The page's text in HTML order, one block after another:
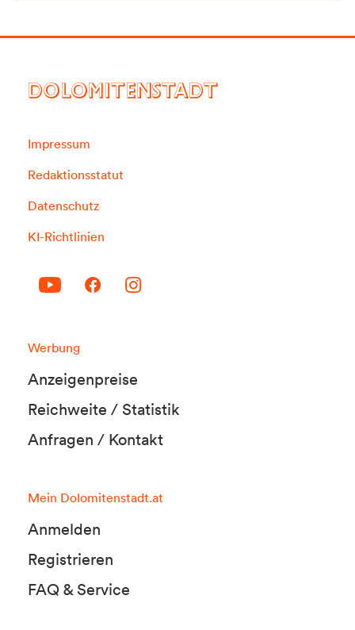
DOLOMITENSTADT
Impressum
Redaktionsstatut
Datenschutz
KI-Richtlinien
Werbung
Anzeigenpreise
Reichweite / Statistik
Anfragen / Kontakt
Mein Dolomitenstadt.at
Anmelden
Registrieren
FAQ & Service